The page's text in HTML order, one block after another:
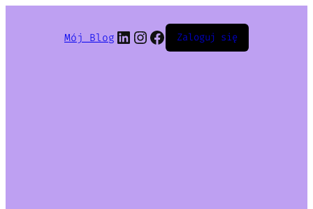
Mój Blog LinkedIn
Instagram
Facebook
Zaloguj się